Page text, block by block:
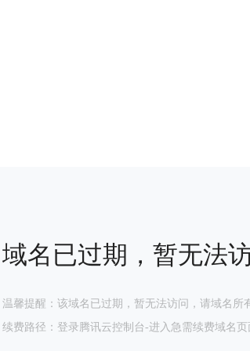
域名已过期，暂无法
温馨提醒：该域名已过期，暂无法访问，请域名
续费路径：登录腾讯云控制台-进入急需续费域名